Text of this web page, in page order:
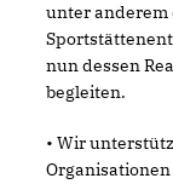
unter anderem
nun dessen
begleiten.
• Wir